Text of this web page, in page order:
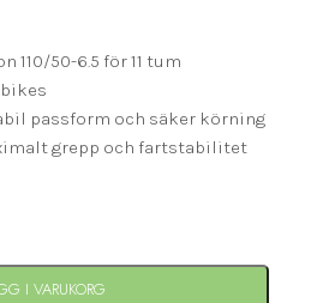
110/50-6.5 för 11 tum
passform och säker körning
grepp och fartstabilitet
I VARUKORG